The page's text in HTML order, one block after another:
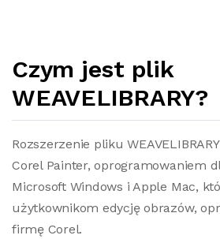
Czym jest plik
WEAVELIBRARY?
Rozszerzenie pliku
Corel Painter, oprogramowaniem
Microsoft Windows i Apple Mac,
użytkownikom edycję obrazów,
firmę Corel.